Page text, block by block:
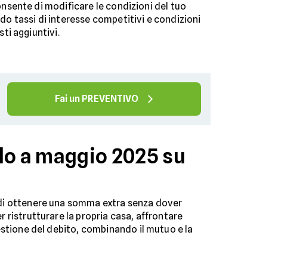
di modificare le condizioni del tuo
tassi di interesse competitivi e condizioni
aggiuntivi.
Fai un PREVENTIVO
a maggio 2025 su
ottenere una somma extra senza dover
ristrutturare la propria casa, affrontare
del debito, combinando il mutuo e la